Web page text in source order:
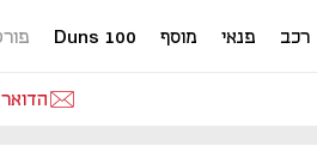
רכב פנאי מוסף Duns 100